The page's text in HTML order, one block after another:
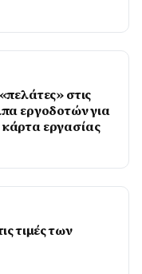
στις
εργοδοτών για
εργασίας
τιμές των